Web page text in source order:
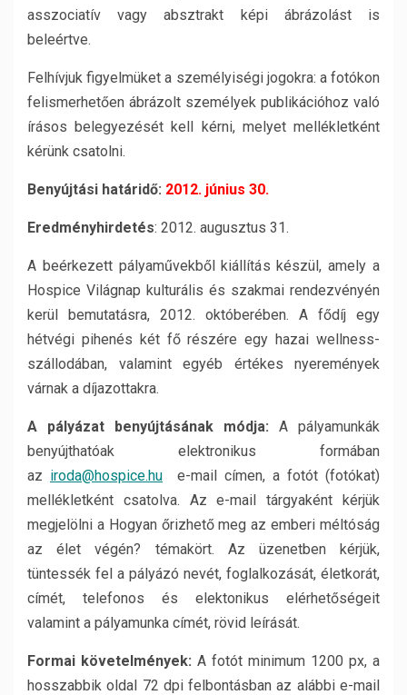
asszociatív vagy absztrakt képi ábrázolást is
beleértve.
Felhívjuk figyelmüket a személyiségi jogokra: a fotókon
felismerhetően ábrázolt személyek publikációhoz való
írásos belegyezését kell kérni, melyet mellékletként
kérünk csatolni.
Benyújtási határidő: 2012. június 30.
Eredményhirdetés: 2012. augusztus 31.
A beérkezett pályaművekből kiállítás készül, amely a
Hospice Világnap kulturális és szakmai rendezvényén
kerül bemutatásra, 2012. októberében. A fődíj egy
hétvégi pihenés két fő részére egy hazai wellness-
szállodában, valamint egyéb értékes nyeremények
várnak a díjazottakra.
A pályázat benyújtásának módja: A pályamunkák
benyújthatóak elektronikus formában
az iroda@hospice.hu e-mail címen, a fotót (fotókat)
mellékletként csatolva. Az e-mail tárgyaként kérjük
megjelölni a Hogyan őrizhető meg az emberi méltóság
az élet végén? témakört. Az üzenetben kérjük,
tüntessék fel a pályázó nevét, foglalkozását, életkorát,
címét, telefonos és elektonikus elérhetőségeit
valamint a pályamunka címét, rövid leírását.
Formai követelmények: A fotót minimum 1200 px, a
hosszabbik oldal 72 dpi felbontásban az alábbi e-mail